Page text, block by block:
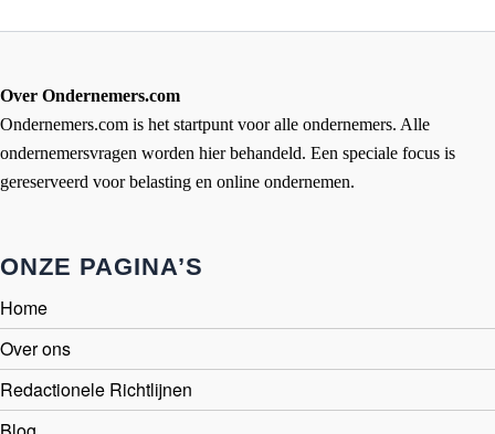
Over Ondernemers.com
Ondernemers.com is het startpunt voor alle ondernemers. Alle
ondernemersvragen worden hier behandeld. Een speciale focus is
gereserveerd voor belasting en online ondernemen.
ONZE PAGINA’S
Home
Over ons
Redactionele Richtlijnen